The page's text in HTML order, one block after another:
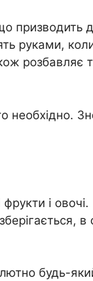
призводить
руками,
необхідно.
і
в
будь-